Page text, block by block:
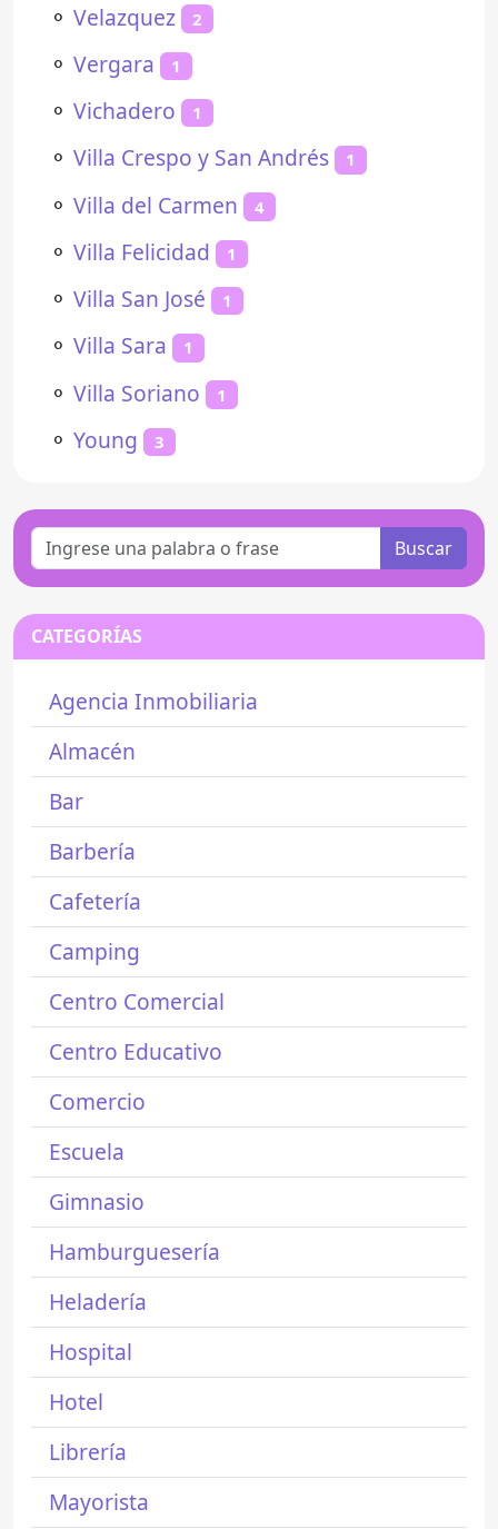
⚬ Velazquez 2
⚬ Vergara 1
⚬ Vichadero 1
⚬ Villa Crespo y San Andrés 1
⚬ Villa del Carmen 4
⚬ Villa Felicidad 1
⚬ Villa San José 1
⚬ Villa Sara 1
⚬ Villa Soriano 1
⚬ Young 3
Buscar
CATEGORÍAS
Agencia Inmobiliaria
Almacén
Bar
Barbería
Cafetería
Camping
Centro Comercial
Centro Educativo
Comercio
Escuela
Gimnasio
Hamburguesería
Heladería
Hospital
Hotel
Librería
Mayorista